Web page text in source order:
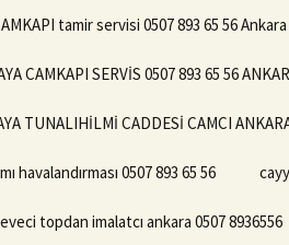
tamir servisi 0507 893 65 56 Ankara
CAMKAPI SERVİS 0507 893 65 56
TUNALIHİLMİ CADDESİ CAMCI
havalandırması 0507 893 65 56
topdan imalatcı ankara 0507 8936556